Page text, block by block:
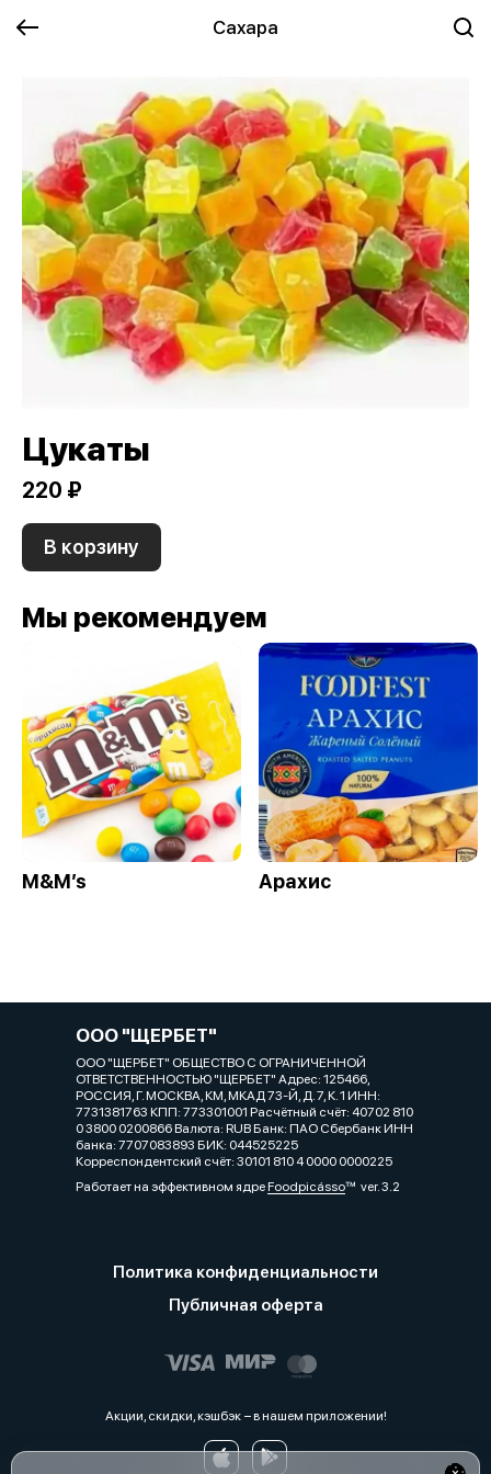
Сахара
Цукаты
220 ₽
В корзину
Мы рекомендуем
M&M’s Арахис
ООО "ЩЕРБЕТ"
ООО "ЩЕРБЕТ" ОБЩЕСТВО С ОГРАНИЧЕННОЙ
ОТВЕТСТВЕННОСТЬЮ "ЩЕРБЕТ" Адрес: 125466,
РОССИЯ, Г. МОСКВА, КМ, МКАД 73-Й, Д. 7, К. 1 ИНН:
7731381763 КПП: 773301001 Расчётный счёт: 40702 810
0 3800 0200866 Валюта: RUB Банк: ПАО Сбербанк ИНН
банка: 7707083893 БИК: 044525225
Корреспондентский счёт: 30101 810 4 0000 0000225
Работает на эффективном ядреFoodpicássover. 3.2
Политика конфиденциальности
Публичная оферта
Акции, скидки, кэшбэк − в нашем приложении!